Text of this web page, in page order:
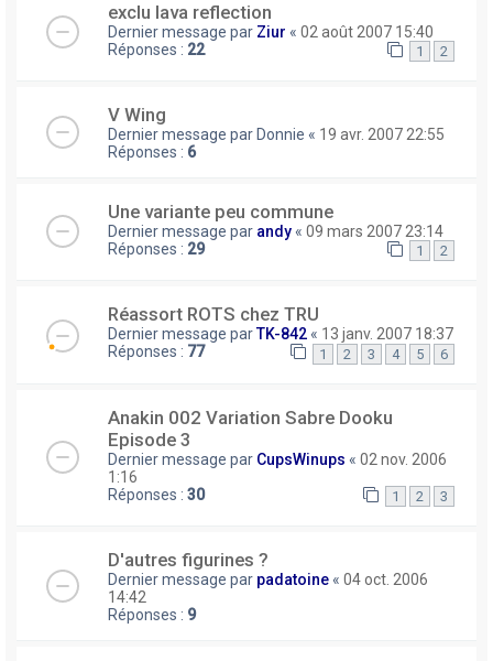
exclu lava reflection
Dernier message par Ziur « 02 août 2007 15:40
Réponses : 22 1 2
V Wing
Dernier message par Donnie « 19 avr. 2007 22:55
Réponses : 6
Une variante peu commune
Dernier message par andy « 09 mars 2007 23:14
Réponses : 29 1 2
Réassort ROTS chez TRU
Dernier message parTK-842 « 13 janv. 2007 18:37
Réponses : 77 1 2 3 4 5 6
Anakin 002 Variation Sabre Dooku
Episode 3
Dernier message par CupsWinups « 02 nov. 2006
1:16
Réponses : 30 1 2 3
D'autres figurines ?
Dernier message par padatoine « 04 oct. 2006
14:42
Réponses : 9